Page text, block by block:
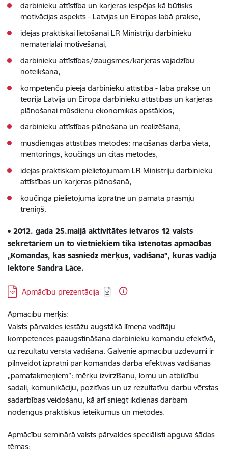
darbinieku attīstība un karjeras iespējas kā būtisks
motivācijas aspekts - Latvijas un Eiropas labā prakse,
idejas praktiskai lietošanai LR Ministriju darbinieku
nemateriālai motivēšanai,
darbinieku attīstības/izaugsmes/karjeras vajadzību
noteikšana,
kompetenču pieeja darbinieku attīstībā - labā prakse un
teorija Latvijā un Eiropā darbinieku attīstības un karjeras
plānošanai mūsdienu ekonomikas apstākļos,
darbinieku attīstības plānošana un realizēšana,
mūsdienīgas attīstības metodes: mācīšanās darba vietā,
mentorings, koučings un citas metodes,
idejas praktiskam pielietojumam LR Ministriju darbinieku
attīstības un karjeras plānošanā,
koučinga pielietojuma izpratne un pamata prasmju
treniņš.
• 2012. gada 25.maijā aktivitātes ietvaros 12 valsts
sekretāriem un to vietniekiem tika īstenotas apmācības
„Komandas, kas sasniedz mērķus, vadīšana”, kuras vadīja
lektore Sandra Lāce.
Lejupielādēt:
Apmācību prezentācija
Apmācību mērķis:
Valsts pārvaldes iestāžu augstākā līmeņa vadītāju
kompetences paaugstināšana darbinieku komandu efektīvā,
uz rezultātu vērstā vadīšanā. Galvenie apmācību uzdevumi ir
pilnveidot izpratni par komandas darba efektīvas vadīšanas
„pamatakmeņiem”: mērķu izvirzīšanu, lomu un atbildību
sadali, komunikāciju, pozitīvas un uz rezultatīvu darbu vērstas
sadarbības veidošanu, kā arī sniegt ikdienas darbam
noderīgus praktiskus ieteikumus un metodes.
Apmācību seminārā valsts pārvaldes speciālisti apguva šādas
tēmas: